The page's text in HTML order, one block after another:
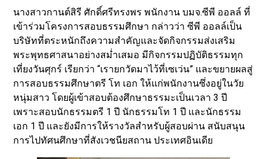
นางสาวกานต์สิรี ศักดิ์ศรีทรงพร พนักงาน บมจ.ซีพี ออลล์ ที่
เข้าร่วมโครงการสอบธรรมศึกษา กล่าวว่า ซีพี ออลล์เป็น
บริษัทที่ตระหนักถึงความสำคัญและจัดกิจกรรมส่งเสริม
พระพุทธศาสนาอย่างสม่ำเสมอ มีกิจกรรมปฏิบัติธรรมทุก
เที่ยงวันศุกร์ เรียกว่า “เรายกวัดมาไว้ที่เซเว่น” และขยายผลสู่
การสอบธรรมศึกษาตรี โท เอก ให้แก่พนักงานซึ่งอยู่ในวัย
หนุ่มสาว โดยผู้เข้าสอบต้องศึกษาธรรมะเป็นเวลา 3 ปี
เพราะสอบนักธรรมตรี 1 ปี นักธรรมโท 1 ปี และนักธรรม
เอก 1 ปี และยังมีการให้รางวัลสำหรับผู้สอบผ่าน สนับสนุน
การไปทัศนศึกษาที่สังเวชนียสถาน ประเทศอินเดีย